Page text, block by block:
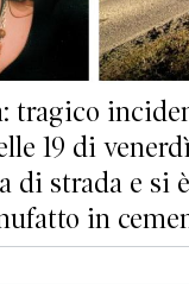
tragico
19 di
di strada e si
in